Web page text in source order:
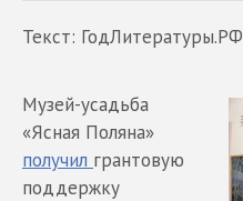
Текст: ГодЛитературы.РФ
Музей-усадьба
«Ясная Поляна»
получил грантовую
поддержку